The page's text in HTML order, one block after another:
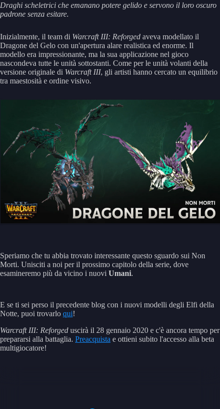
Draghi scheletrici che emanano potere gelido e servono il loro oscuro
padrone senza esitare.
Inizialmente, il team di Warcraft III: Reforged aveva modellato il
Dragone del Gelo con un'apertura alare realistica ed enorme. Il
modello era impressionante, ma la sua applicazione nel gioco
nascondeva tutte le unità sottostanti. Come per le unità volanti della
versione originale di Warcraft III, gli artisti hanno cercato un equilibrio
tra maestosità e ordine visivo.
Speriamo che tu abbia trovato interessante questo sguardo sui Non
Morti. Unisciti a noi per il prossimo capitolo della serie, dove
esamineremo più da vicino i nuovi Umani.
E se ti sei perso il precedente blog con i nuovi modelli degli Elfi della
Notte, puoi trovarlo qui!
Warcraft III: Reforged uscirà il 28 gennaio 2020 e c'è ancora tempo per
prepararsi alla battaglia. Preacquista e ottieni subito l'accesso alla beta
multigiocatore!